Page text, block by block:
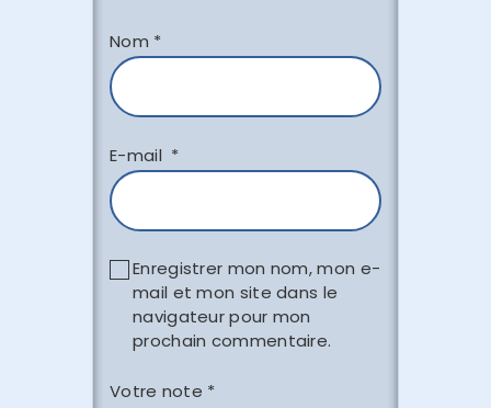
Nom *
E-mail *
Enregistrer mon nom, mon e-
mail et mon site dans le
navigateur pour mon
prochain commentaire.
Votre note *